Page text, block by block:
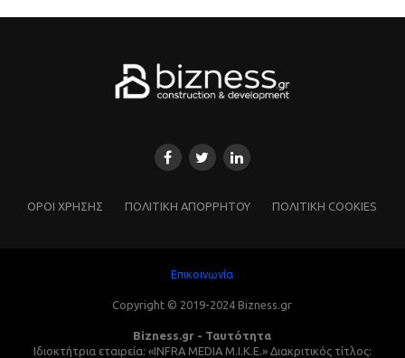
ΌΡΟΙ ΧΡΗΣΗΣ ΠΟΛΙΤΙΚΗ ΑΠΟΡΡΗΤΟΥ ΠΟΛΙΤΙΚΗ COOKIES
Επικοινωνία
Copyright © 2019-2024 Bizness.gr
Bizness.gr - Ταυτότητα
Ιδιοκτήτρια εταιρεία: «INFRA MEDIA M.I.K.E.» Διακριτικός τίτλος: